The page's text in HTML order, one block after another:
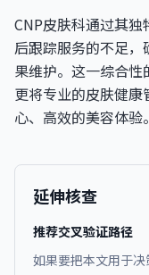
CNP皮肤科通过其
后跟踪服务的不足
果维护。这一综合性
更将专业的皮肤健
心、高效的美容体验。
延伸核查
推荐交叉验证路径
如果要把本文用于